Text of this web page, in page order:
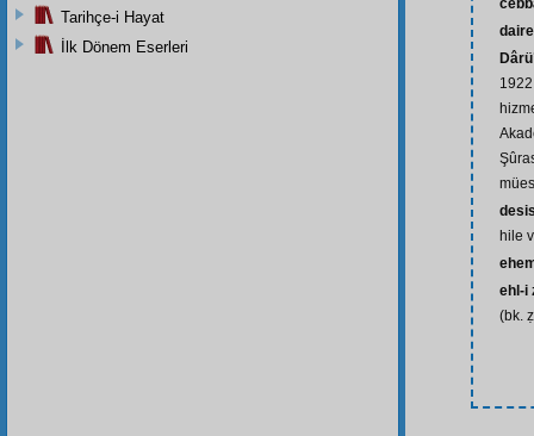
1922
hile
ehl-i
(bk.
Tarihçe-i Hayat
İlk Dönem Eserleri